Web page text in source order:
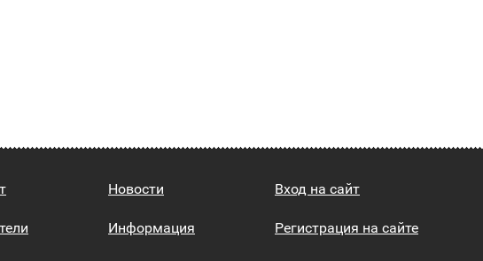
Новости
Информация
Вход на сайт
Регистрация на сайте